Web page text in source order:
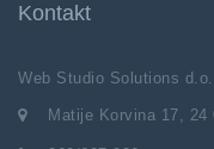
Kontakt
Web Studio Solutions
Matije Korvina 17,